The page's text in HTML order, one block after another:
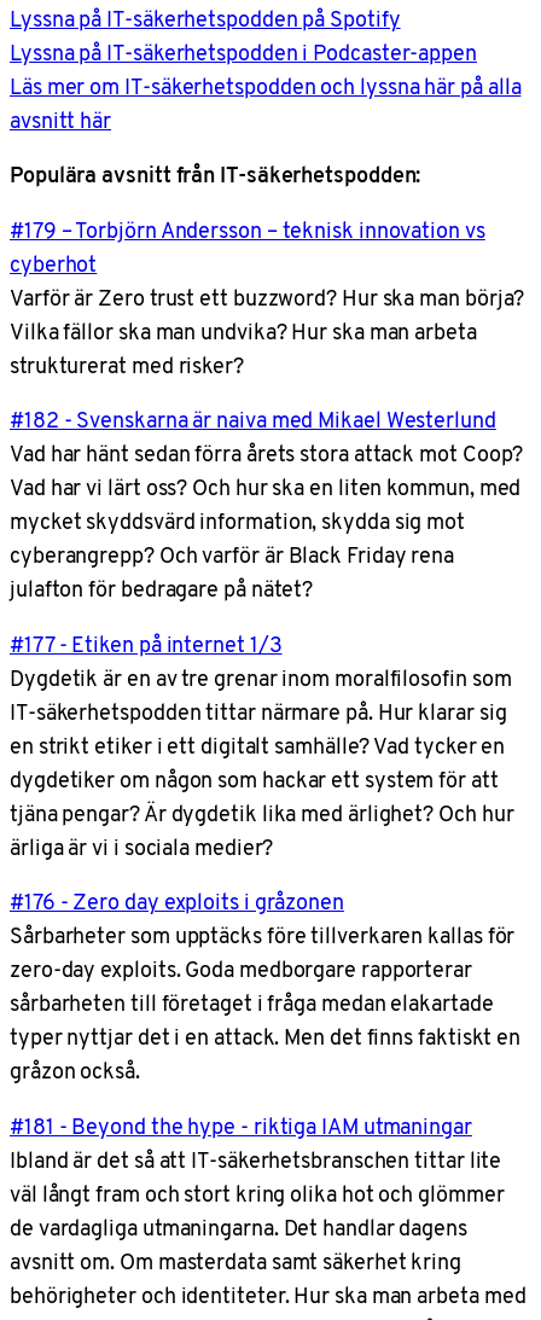
Lyssna på IT-säkerhetspodden på Spotify
Lyssna på IT-säkerhetspodden i Podcaster-appen
Läs mer om IT-säkerhetspodden och lyssna här på alla
avsnitt här
Populära avsnitt från IT-säkerhetspodden:
#179 – Torbjörn Andersson – teknisk innovation vs
cyberhot
Varför är Zero trust ett buzzword? Hur ska man börja?
Vilka fällor ska man undvika? Hur ska man arbeta
strukturerat med risker?
#182 - Svenskarna är naiva med Mikael Westerlund
Vad har hänt sedan förra årets stora attack mot Coop?
Vad har vi lärt oss? Och hur ska en liten kommun, med
mycket skyddsvärd information, skydda sig mot
cyberangrepp? Och varför är Black Friday rena
julafton för bedragare på nätet?
#177 - Etiken på internet 1/3
Dygdetik är en av tre grenar inom moralfilosofin som
IT-säkerhetspodden tittar närmare på. Hur klarar sig
en strikt etiker i ett digitalt samhälle? Vad tycker en
dygdetiker om någon som hackar ett system för att
tjäna pengar? Är dygdetik lika med ärlighet? Och hur
ärliga är vi i sociala medier?
#176 - Zero day exploits i gråzonen
Sårbarheter som upptäcks före tillverkaren kallas för
zero-day exploits. Goda medborgare rapporterar
sårbarheten till företaget i fråga medan elakartade
typer nyttjar det i en attack. Men det finns faktiskt en
gråzon också.
#181 - Beyond the hype - riktiga IAM utmaningar
Ibland är det så att IT-säkerhetsbranschen tittar lite
väl långt fram och stort kring olika hot och glömmer
de vardagliga utmaningarna. Det handlar dagens
avsnitt om. Om masterdata samt säkerhet kring
behörigheter och identiteter. Hur ska man arbeta med